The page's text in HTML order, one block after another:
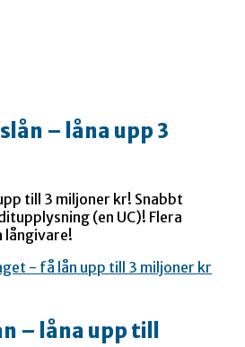
– låna upp 3
till 3 miljoner kr! Snabbt
(en UC)! Flera
långivare!
– låna upp till